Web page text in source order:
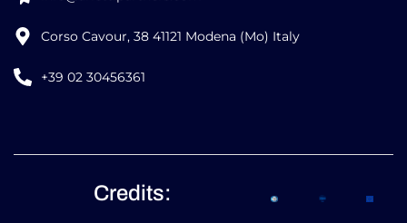
Corso Cavour, 38 41121 Modena (Mo) Italy
+39 02 30456361
Credits: